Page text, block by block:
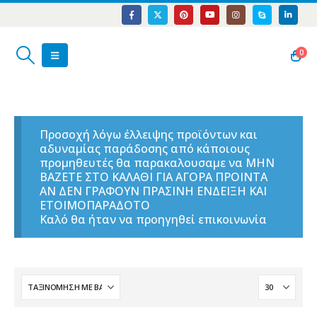
0
Προσοχή λόγω έλλειψης προϊόντων και
αδυναμίας παράδοσης από κάποιους
προμηθευτές θα παρακαλουσαμε να ΜΗΝ
ΒΑΖΕΤΕ ΣΤΟ ΚΑΛΑΘΙ ΓΙΑ ΑΓΟΡΑ ΠΡΟΙΝΤΑ
ΑΝ ΔΕΝ ΓΡΑΦΟΥΝ ΠΡΑΣΙΝΗ ΕΝΔΕΙΞΗ ΚΑΙ
ΕΤΟΙΜΟΠΑΡΑΔΟΤΟ
Καλό θα ήταν να προηγηθεί επικοινωνία